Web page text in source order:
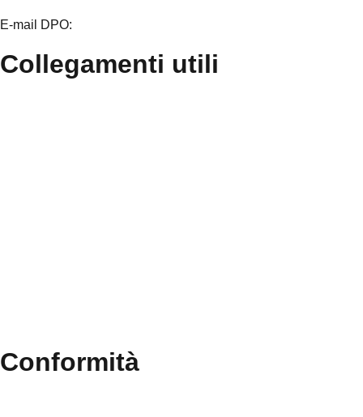
E-mail DPO:
Collegamenti utili
Conformità